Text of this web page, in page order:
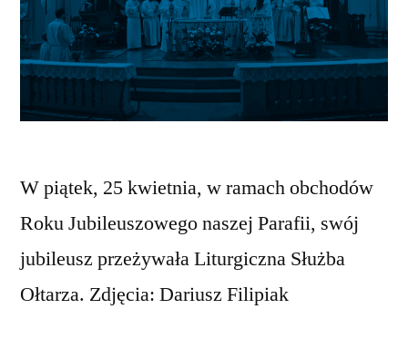
W piątek, 25 kwietnia, w ramach obchodów
Roku Jubileuszowego naszej Parafii, swój
jubileusz przeżywała Liturgiczna Służba
Ołtarza. Zdjęcia: Dariusz Filipiak